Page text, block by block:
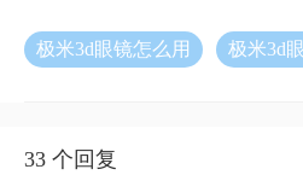
极米3d眼镜怎么用 极米3d
33 个回复